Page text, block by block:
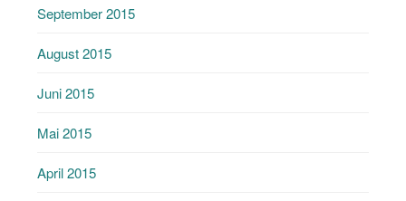
September 2015
August 2015
Juni 2015
Mai 2015
April 2015